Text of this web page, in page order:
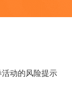
动的风险提示